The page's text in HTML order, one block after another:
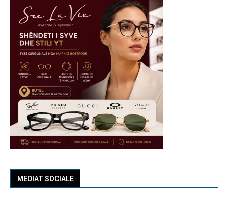
MEDIAT SOCIALE